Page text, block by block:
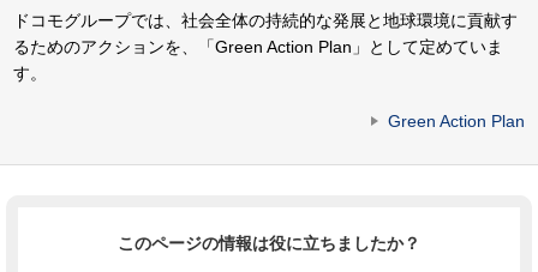
ドコモグループでは、社会全体の持続的な発展と地球環境に貢献す
るためのアクションを、「Green Action Plan」として定めていま
す。
Green Action Plan
このページの情報は役に立ちましたか？